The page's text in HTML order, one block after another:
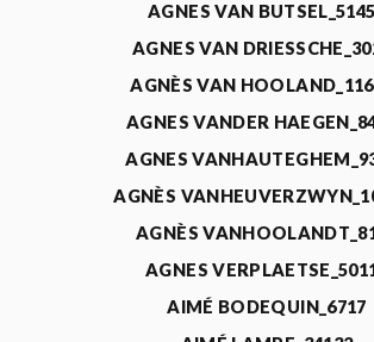
AGNES VAN
AGNES VAN
AGNÈS VAN
AGNES VANDER
AGNES
AGNÈS
AGNÈS
AGNES
AIMÉ BODEQUIN_6717